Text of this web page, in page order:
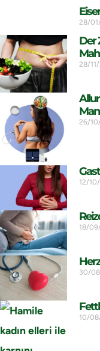
28/
Der
28/
26/
12/
18/
30/
10/